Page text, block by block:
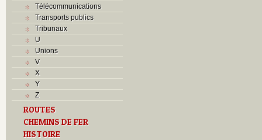
Télécommunications
Transports publics
Tribunaux
U
Unions
V
X
Y
Z
ROUTES
CHEMINS DE FER
HISTOIRE